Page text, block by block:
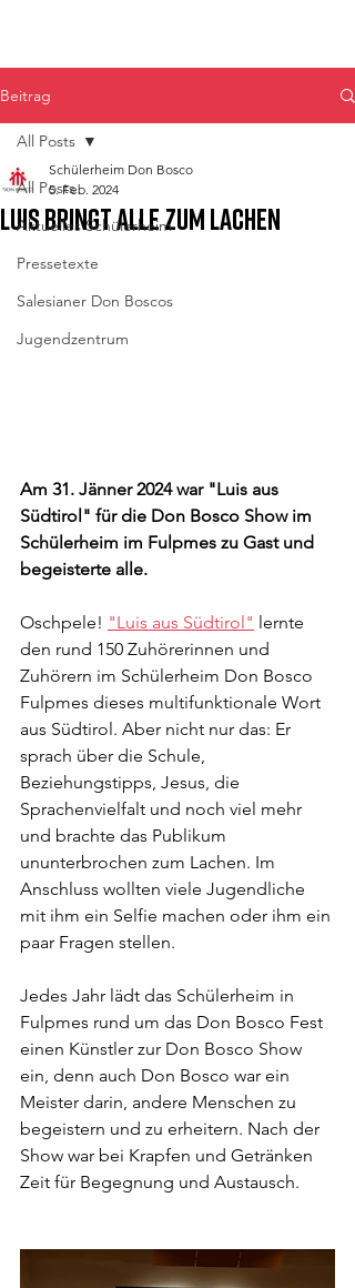
Beitrag
All Posts
Aktuelles Schülerheim
Pressetexte
Salesianer Don Boscos
Jugendzentrum
All Posts
Luis bringt alle zum Lachen
Schülerheim Don Bosco
5. Feb. 2024
Am 31. Jänner 2024 war "Luis aus
Südtirol" für die Don Bosco Show im
Schülerheim im Fulpmes zu Gast und
begeisterte alle.
Oschpele! "Luis aus Südtirol" lernte
den rund 150 Zuhörerinnen und
Zuhörern im Schülerheim Don Bosco
Fulpmes dieses multifunktionale Wort
aus Südtirol. Aber nicht nur das: Er
sprach über die Schule,
Beziehungstipps, Jesus, die
Sprachenvielfalt und noch viel mehr
und brachte das Publikum
ununterbrochen zum Lachen. Im
Anschluss wollten viele Jugendliche
mit ihm ein Selfie machen oder ihm ein
paar Fragen stellen.
Jedes Jahr lädt das Schülerheim in
Fulpmes rund um das Don Bosco Fest
einen Künstler zur Don Bosco Show
ein, denn auch Don Bosco war ein
Meister darin, andere Menschen zu
begeistern und zu erheitern. Nach der
Show war bei Krapfen und Getränken
Zeit für Begegnung und Austausch.